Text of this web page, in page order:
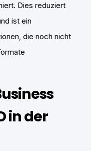
Dies reduziert
ist ein
die noch nicht
in der